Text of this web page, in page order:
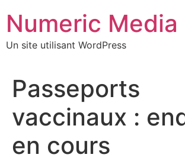
contenu
Numeric Media
Un site utilisant WordPress
Passeports
vaccinaux :
en cours